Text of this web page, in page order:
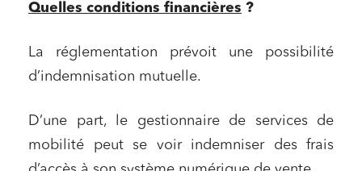
Quelles conditions financières ?
La réglementation prévoit une possibilité
d’indemnisation mutuelle.
D’une part, le gestionnaire de services de
mobilité peut se voir indemniser des frais